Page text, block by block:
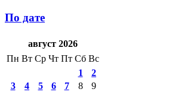
По дате
август 2026
Пн Вт Ср Чт Пт Сб Вс
1
2
3
4 5 6 7 8
9